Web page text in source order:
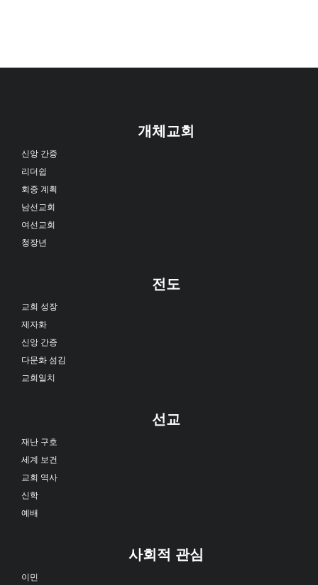
개체교회
신앙 간증
리더쉽
회중 계획
남선교회
여선교회
청장년
전도
교회 성장
제자화
신앙 간증
다문화 섬김
교회일치
선교
재난 구호
세계 보건
교회 역사
신학
예배
사회적 관심
이민